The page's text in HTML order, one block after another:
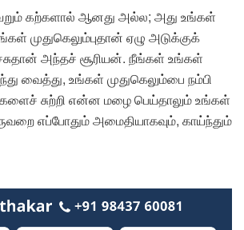
கற்களால் ஆனது அல்ல; அது உங்கள்
முதுகெலும்புதான் ஏழு அடுக்குக்
அந்தச் சூரியன். நீங்கள் உங்கள்
வைத்து, உங்கள் முதுகெலும்பை நம்பி
சுற்றி என்ன மழை பெய்தாலும் உங்கள்
எப்போதும் அமைதியாகவும், காய்ந்தும்